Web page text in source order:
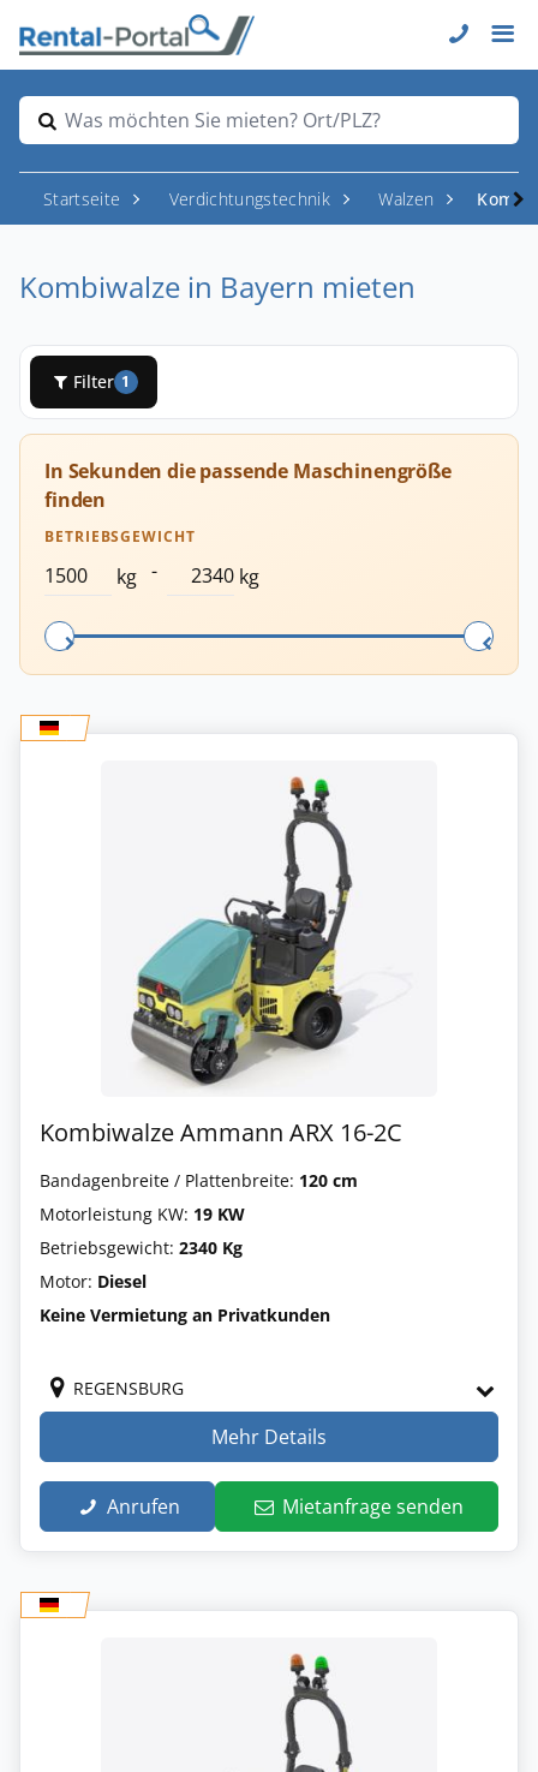
Was möchten Sie mieten? Ort/PLZ?
Startseite Verdichtungstechnik Walzen
Kombiwalze in Bayern mieten
Filter 1
In Sekunden die passende Maschinengröße
finden
BETRIEBSGEWICHT
kg - kg
Kombiwalze Ammann ARX 16-2C
Bandagenbreite / Plattenbreite: 120 cm
Motorleistung KW: 19 KW
Betriebsgewicht: 2340 Kg
Motor: Diesel
Keine Vermietung an Privatkunden
REGENSBURG
Mehr Details
Anrufen Mietanfrage senden